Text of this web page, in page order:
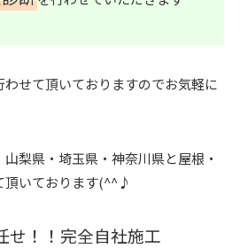
せて頂いておりますのでお気軽に
梨県・埼玉県・神奈川県と屋根・
頂いております(^^♪
せ！！完全自社施工